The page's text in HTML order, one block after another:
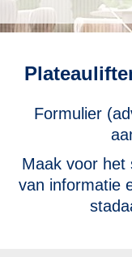
Formulier
Maak voor het
van informatie